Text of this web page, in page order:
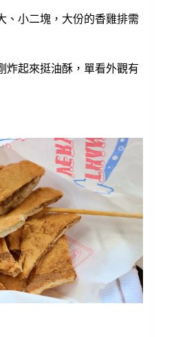
、小二塊，大份的香雞排需
炸起來挺油酥，單看外觀有